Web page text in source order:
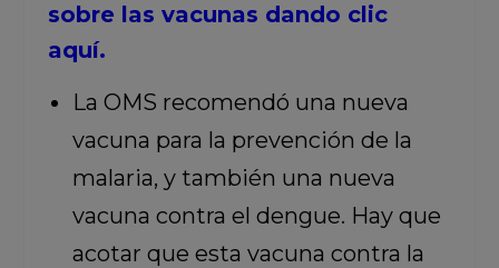
sobre las vacunas dando clic
aquí.
La OMS recomendó una nueva
vacuna para la prevención de la
malaria, y también una nueva
vacuna contra el dengue. Hay que
acotar que esta vacuna contra la